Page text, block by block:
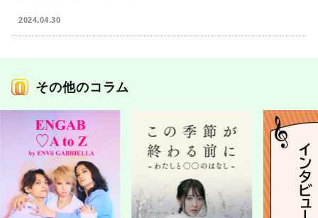
2024.04.30
その他のコラム